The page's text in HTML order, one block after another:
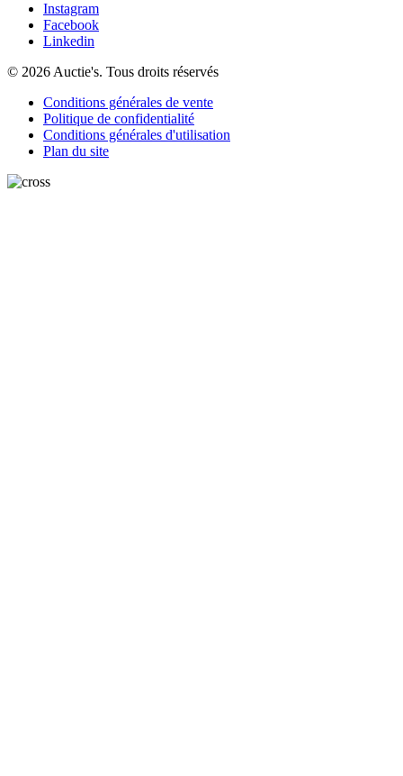
Instagram
Facebook
Linkedin
© 2026 Auctie's. Tous droits réservés
Conditions générales de vente
Politique de confidentialité
Conditions générales d'utilisation
Plan du site